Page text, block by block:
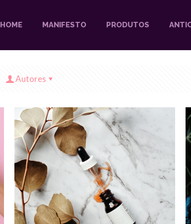
HOME MANIFESTO PRODUTOS
Autores